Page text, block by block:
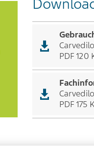
PDF 120
PDF 175